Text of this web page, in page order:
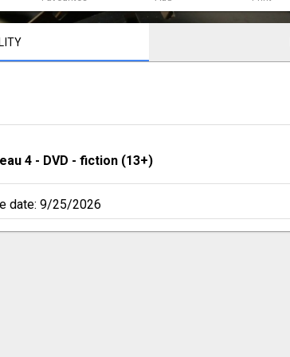
4 - DVD - fiction (13+)
date: 9/25/2026